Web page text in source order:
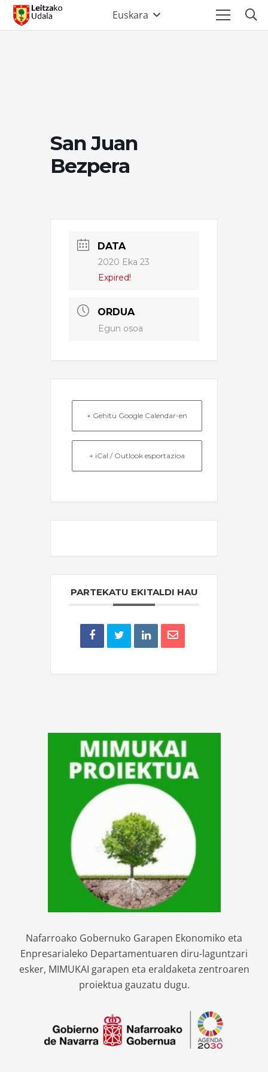
Euskara
San Juan
Bezpera
DATA
2020 Eka 23
Expired!
ORDUA
Egun osoa
+ Gehitu Google Calendar-en
+ iCal / Outlook esportazioa
PARTEKATU EKITALDI HAU
Nafarroako Gobernuko Garapen Ekonomiko eta
Enpresarialeko Departamentuaren diru-laguntzari
esker, MIMUKAI garapen eta eraldaketa zentroaren
proiektua gauzatu dugu.